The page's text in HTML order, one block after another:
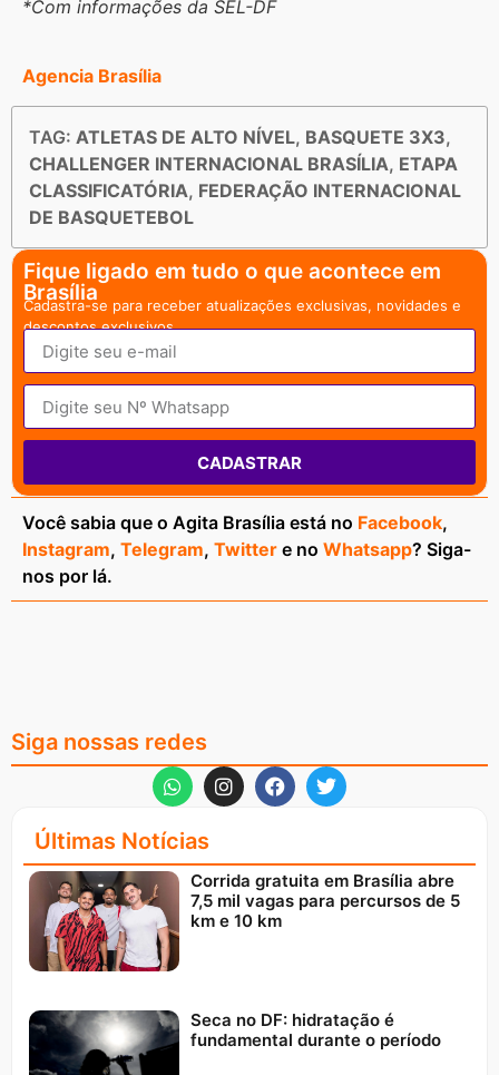
*Com informações da SEL-DF
Agencia Brasília
TAG: ATLETAS DE ALTO NÍVEL, BASQUETE 3X3,
CHALLENGER INTERNACIONAL BRASÍLIA, ETAPA
CLASSIFICATÓRIA, FEDERAÇÃO INTERNACIONAL
DE BASQUETEBOL
Fique ligado em tudo o que acontece em
Brasília
Cadastra-se para receber atualizações exclusivas, novidades e
descontos exclusivos.
CADASTRAR
Você sabia que o Agita Brasília está no Facebook,
Instagram, Telegram, Twitter e no Whatsapp? Siga-
nos por lá.
Siga nossas redes
Últimas Notícias
Corrida gratuita em Brasília abre
7,5 mil vagas para percursos de 5
km e 10 km
Seca no DF: hidratação é
fundamental durante o período